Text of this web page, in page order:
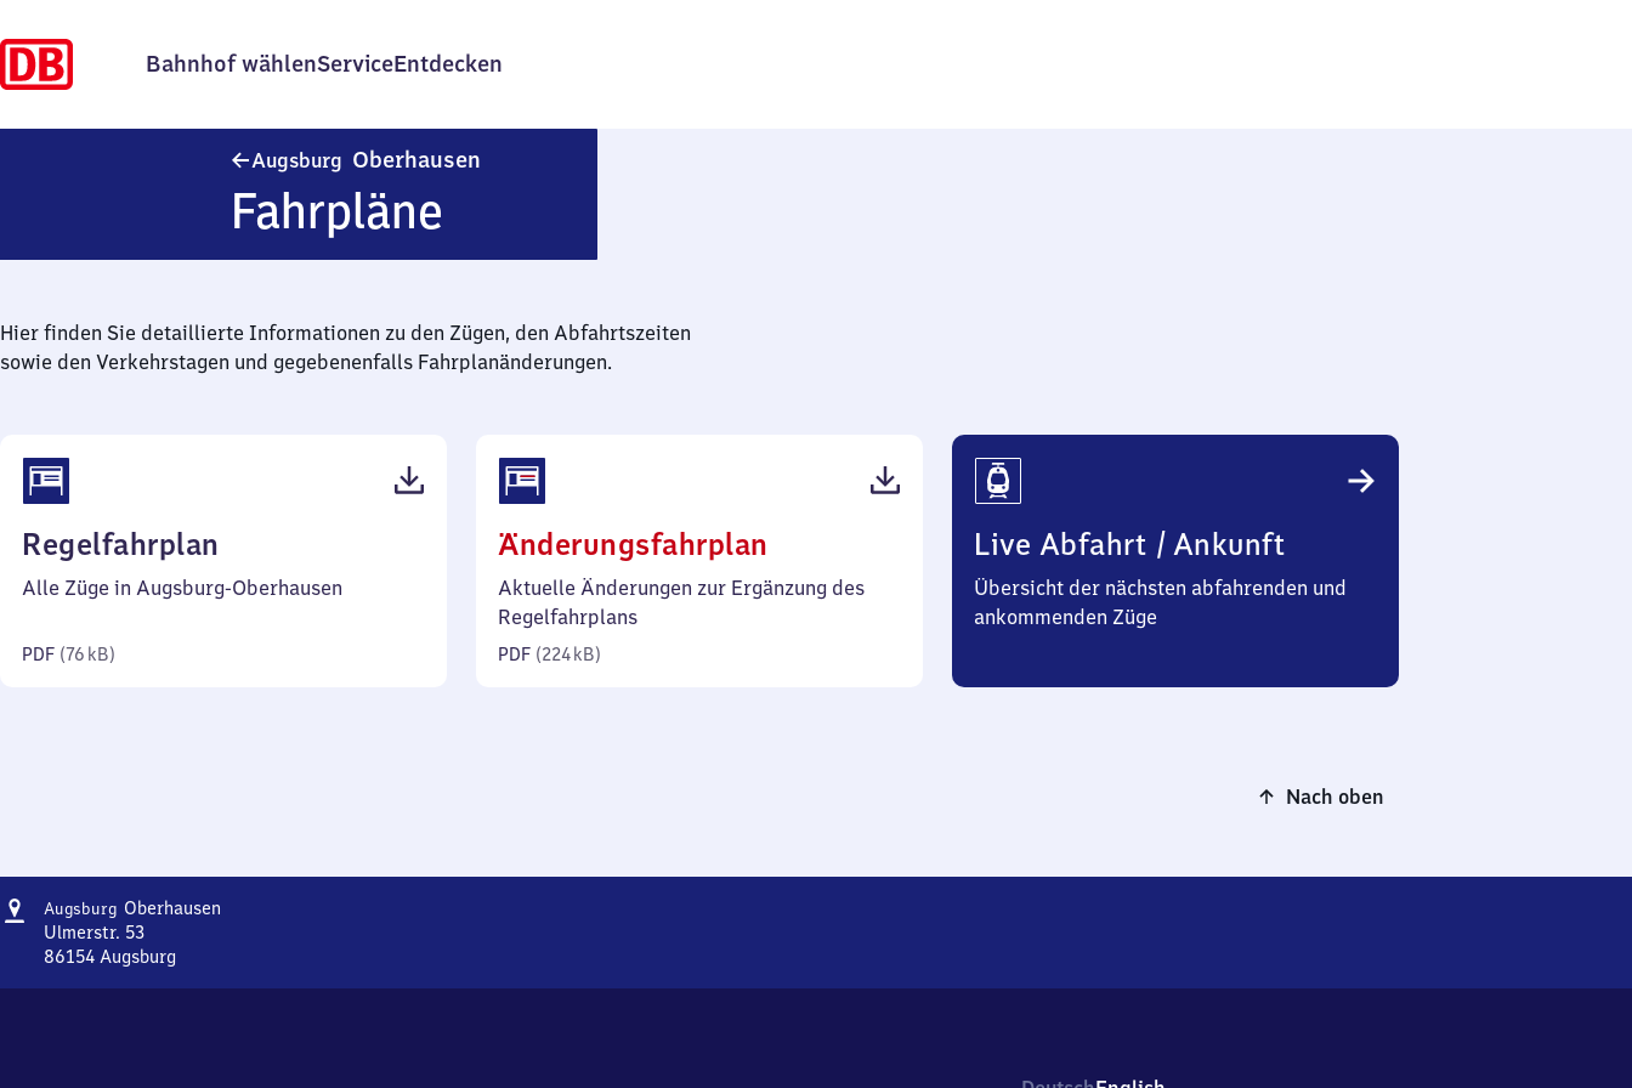
Bahnhof wählenServiceEntdecken
Augsburg Oberhausen
Fahrpläne
Hier finden Sie detaillierte Informationen zu den Zügen, den Abfahrtszeiten
sowie den Verkehrstagen und gegebenenfalls Fahrplanänderungen.
Regelfahrplan
76
Alle Züge in Augsburg-Oberhausen
PDF (76 kB)
Änderungsfahrplan
224
Aktuelle Änderungen zur Ergänzung des
Regelfahrplans
PDF (224 kB)
Live Abfahrt / Ankunft
Übersicht der nächsten abfahrenden und
ankommenden Züge
Nach oben
Adresse
Augsburg Oberhausen
Ulmerstr. 53
86154 Augsburg